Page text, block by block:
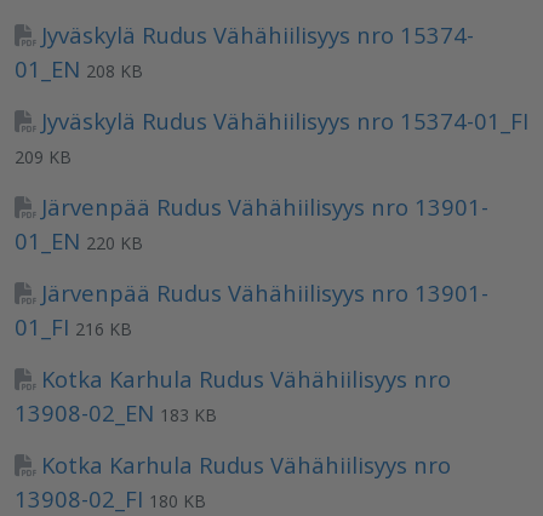
Jyväskylä Rudus Vähähiilisyys nro 15374-
01_EN 208 KB
Jyväskylä Rudus Vähähiilisyys nro 15374-01_FI
209 KB
Järvenpää Rudus Vähähiilisyys nro 13901-
01_EN 220 KB
Järvenpää Rudus Vähähiilisyys nro 13901-
01_FI 216 KB
Kotka Karhula Rudus Vähähiilisyys nro
13908-02_EN 183 KB
Kotka Karhula Rudus Vähähiilisyys nro
13908-02_FI 180 KB